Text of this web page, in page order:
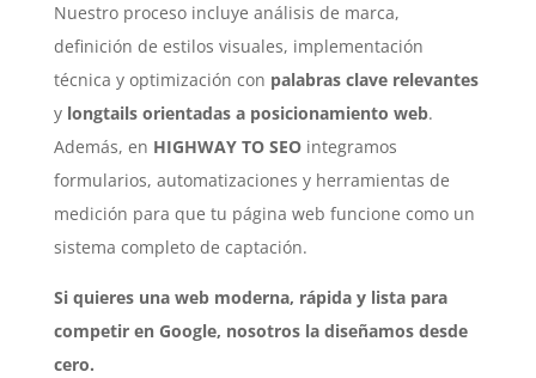
Nuestro proceso incluye análisis de marca,
definición de estilos visuales, implementación
técnica y optimización con palabras clave relevantes
y longtails orientadas a posicionamiento web.
Además, en HIGHWAY TO SEOintegramos
formularios, automatizaciones y herramientas de
medición para que tu página web funcione como un
sistema completo de captación.
Si quieres una web moderna, rápida y lista para
competir en Google, nosotros la diseñamos desde
cero.